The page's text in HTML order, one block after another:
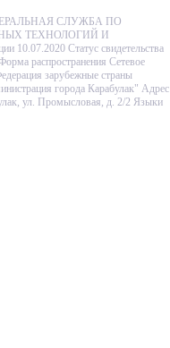
СЛУЖБА ПО
ТЕХНОЛОГИЙ И
Статус свидетельства
распространения Сетевое
зарубежные страны
города Карабулак" Адрес
ул. Промысловая, д. 2/2 Языки